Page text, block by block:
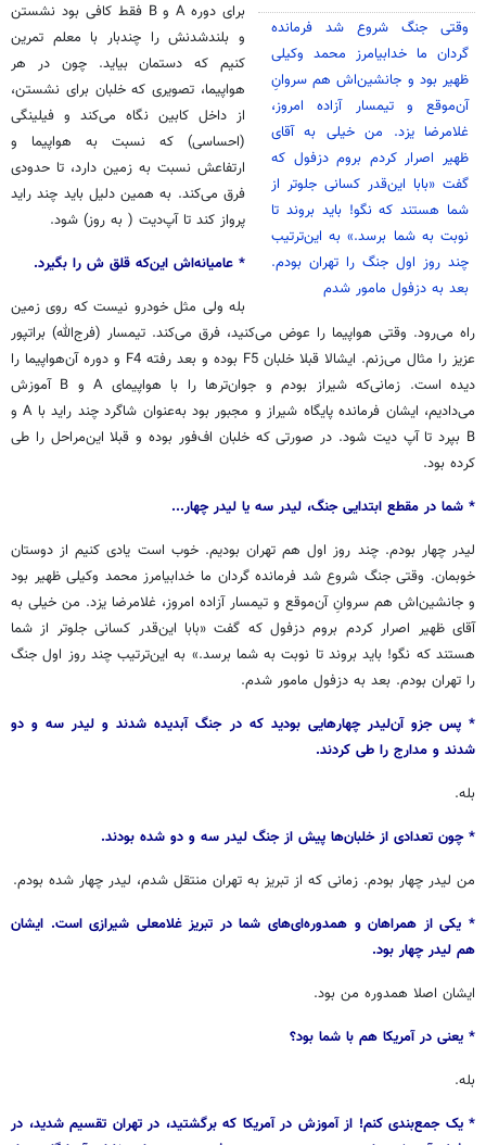
وقتی جنگ شروع شد فرمانده
گردان ما خدابیامرز محمد وکیلی
ظهیر بود و جانشین‌اش هم سروانِ
آن‌موقع و تیمسار آزاده امروز،
غلامرضا یزد. من خیلی به آقای
ظهیر اصرار کردم بروم دزفول که
گفت «بابا این‌قدر کسانی جلوتر از
شما هستند که نگو! باید بروند تا
نوبت به شما برسد.» به این‌ترتیب
چند روز اول جنگ را تهران بودم.
بعد به دزفول مامور شدم
برای دوره A و B فقط کافی بود نشستن
و بلندشدنش را چندبار با معلم تمرین
کنیم که دستمان بیاید. چون در هر
هواپیما، تصویری که خلبان برای نشستن،
از داخل کابین نگاه می‌کند و فیلینگی
(احساسی) که نسبت به هواپیما و
ارتفاعش نسبت به زمین دارد، تا حدودی
فرق می‌کند. به همین دلیل باید چند راید
پرواز کند تا آپ‌دیت ( به روز) شود.
* عامیانه‌اش این‌که قلق ش را بگیرد.
بله ولی مثل خودرو نیست که روی زمین
راه می‌رود. وقتی هواپیما را عوض می‌کنید، فرق می‌کند. تیمسار (فرج‌الله) براتپور
عزیز را مثال می‌زنم. ایشالا قبلا خلبان F5 بوده و بعد رفته F4 و دوره آن‌هواپیما را
دیده است. زمانی‌که شیراز بودم و جوان‌ترها را با هواپیمای A و B آموزش
می‌دادیم، ایشان فرمانده پایگاه شیراز و مجبور بود به‌عنوان شاگرد چند راید با A و
B بپرد تا آپ دیت شود. در صورتی که خلبان اف‌فور بوده و قبلا این‌مراحل را طی
کرده بود.
* شما در مقطع ابتدایی جنگ، لیدر سه یا لیدر چهار...
لیدر چهار بودم. چند روز اول هم تهران بودیم. خوب است یادی کنیم از دوستان
خوبمان. وقتی جنگ شروع شد فرمانده گردان ما خدابیامرز محمد وکیلی ظهیر بود
و جانشین‌اش هم سروانِ آن‌موقع و تیمسار آزاده امروز، غلامرضا یزد. من خیلی به
آقای ظهیر اصرار کردم بروم دزفول که گفت «بابا این‌قدر کسانی جلوتر از شما
هستند که نگو! باید بروند تا نوبت به شما برسد.» به این‌ترتیب چند روز اول جنگ
را تهران بودم. بعد به دزفول مامور شدم.
* پس جزو آن‌لیدر چهارهایی بودید که در جنگ آبدیده شدند و لیدر سه و دو
شدند و مدارج را طی کردند.
بله.
* چون تعدادی از خلبان‌ها پیش از جنگ لیدر سه و دو شده بودند.
من لیدر چهار بودم. زمانی که از تبریز به تهران منتقل شدم، لیدر چهار شده بودم.
* یکی از همراهان و همدوره‌ای‌های شما در تبریز غلامعلی شیرازی است. ایشان
هم لیدر چهار بود.
ایشان اصلا همدوره من بود.
* یعنی در آمریکا هم با شما بود؟
بله.
* یک جمع‌بندی کنم! از آموزش در آمریکا که برگشتید، در تهران تقسیم شدید، در